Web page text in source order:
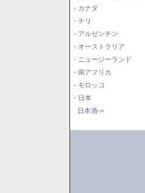
- カナダ
- チリ
- アルゼンチン
- オーストラリア
- ニュージーランド
- 南アフリカ
- モロッコ
- 日本
日本酒->